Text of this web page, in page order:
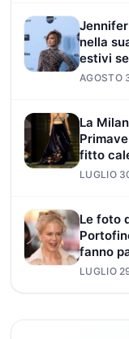
nella
estivi
AGOSTO
La
fitto
LUGLIO
Le foto
fanno
LUGLIO